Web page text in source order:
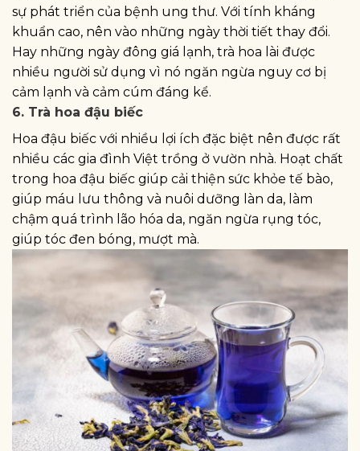
sự phát triển của bệnh ung thư. Với tính kháng
khuẩn cao, nên vào những ngày thời tiết thay đổi.
Hay những ngày đông giá lạnh, trà hoa lài được
nhiều người sử dụng vì nó ngăn ngừa nguy cơ bị
cảm lạnh và cảm cúm đáng kể.
6. Trà hoa đậu biếc
Hoa đậu biếc với nhiều lợi ích đặc biệt nên được rất
nhiều các gia đình Việt trồng ở vườn nhà. Hoạt chất
trong hoa đậu biếc giúp cải thiện sức khỏe tế bào,
giúp máu lưu thông và nuôi dưỡng làn da, làm
chậm quá trình lão hóa da, ngăn ngừa rụng tóc,
giúp tóc đen bóng, mượt mà.